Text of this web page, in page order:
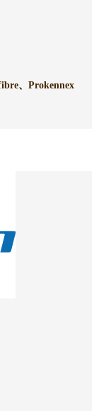
、 Prokennex